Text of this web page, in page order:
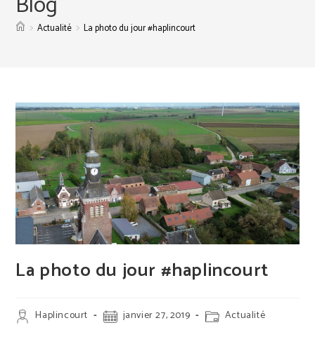
> Actualité > La photo du jour #haplincourt
La photo du jour #haplincourt
Auteur/autrice
de
Haplincourt
Publication
publiée :
janvier 27, 2019
Post Actualité